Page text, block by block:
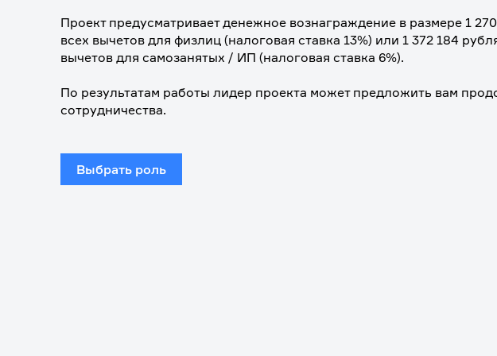
Проект предусматривает денежное вознаграждение в размере 1
всех вычетов для физлиц (налоговая ставка 13%) или 1 372 184
вычетов для самозанятых / ИП (налоговая ставка 6%).
По результатам работы лидер проекта может предложить вам
сотрудничества.
Выбрать роль